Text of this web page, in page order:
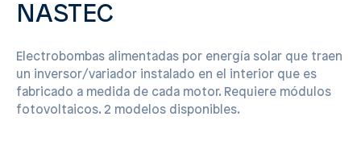
NASTEC
Electrobombas alimentadas por energía solar que traen
un inversor/variador instalado en el interior que es
fabricado a medida de cada motor. Requiere módulos
fotovoltaicos. 2 modelos disponibles.